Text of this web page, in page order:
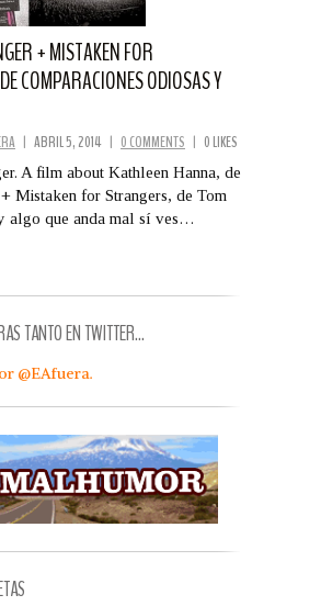
+ MISTAKEN FOR
COMPARACIONES ODIOSAS Y
| ABRIL 5, 2014 | 0 COMMENTS | 0 LIKES
A film about Kathleen Hanna, de
Mistaken for Strangers, de Tom
algo que anda mal sí ves…
TANTO EN TWITTER…
@EAfuera.